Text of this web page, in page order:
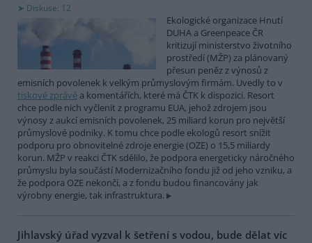
Diskuse: 12
Ekologické organizace Hnutí
DUHA a Greenpeace ČR
kritizují ministerstvo životního
prostředí (MŽP) za plánovaný
přesun peněz z výnosů z
emisních povolenek k velkým průmyslovým firmám. Uvedly to v
tiskové zprávě a komentářích, které má ČTK k dispozici. Resort
chce podle nich vyčlenit z programu EUA, jehož zdrojem jsou
výnosy z aukcí emisních povolenek, 25 miliard korun pro největší
průmyslové podniky. K tomu chce podle ekologů resort snížit
podporu pro obnovitelné zdroje energie (OZE) o 15,5 miliardy
korun. MŽP v reakci ČTK sdělilo, že podpora energeticky náročného
průmyslu byla součástí Modernizačního fondu již od jeho vzniku, a
že podpora OZE nekončí, a z fondu budou financovány jak
výrobny energie, tak infrastruktura.
Jihlavský úřad vyzval k šetření s vodou, bude dělat víc